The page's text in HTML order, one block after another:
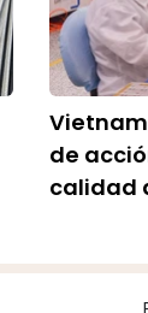
de
calidad